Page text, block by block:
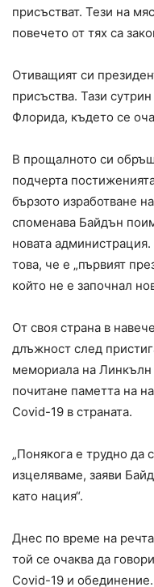
присъстват. Тези на
повечето от тях са
Отиващият си
присъства. Тази
Флорида, където се
В прощалното си
подчерта
бързото изработване
споменава Байдън
новата
това, че е „първият
който не е започнал
Oт своя страна в
длъжност след
мемориала на
почитане паметта на
Covid-19 в страната.
„Понякога е трудно да
изцеляваме, заяви
като нация“.
Днес по време на
той се очаква да
Covid-19 и обединение.